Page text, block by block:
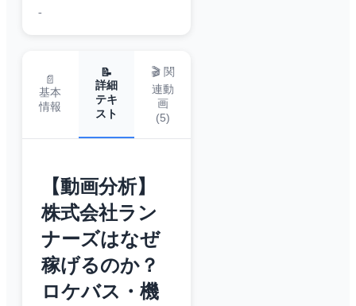
-
📄
基本
情報
📝
詳細
テキ
スト
🎬 関
連動
画
(5)
【動画分析】
株式会社ラン
ナーズはなぜ
稼げるのか？
ロケバス・機